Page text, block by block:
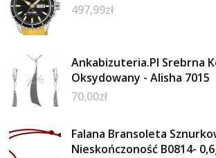
497,99zł
Ankabizuteria.Pl Srebrna
Oksydowany - Alisha 7015
70,00zł
Falana Bransoleta
Nieskończoność B0814-